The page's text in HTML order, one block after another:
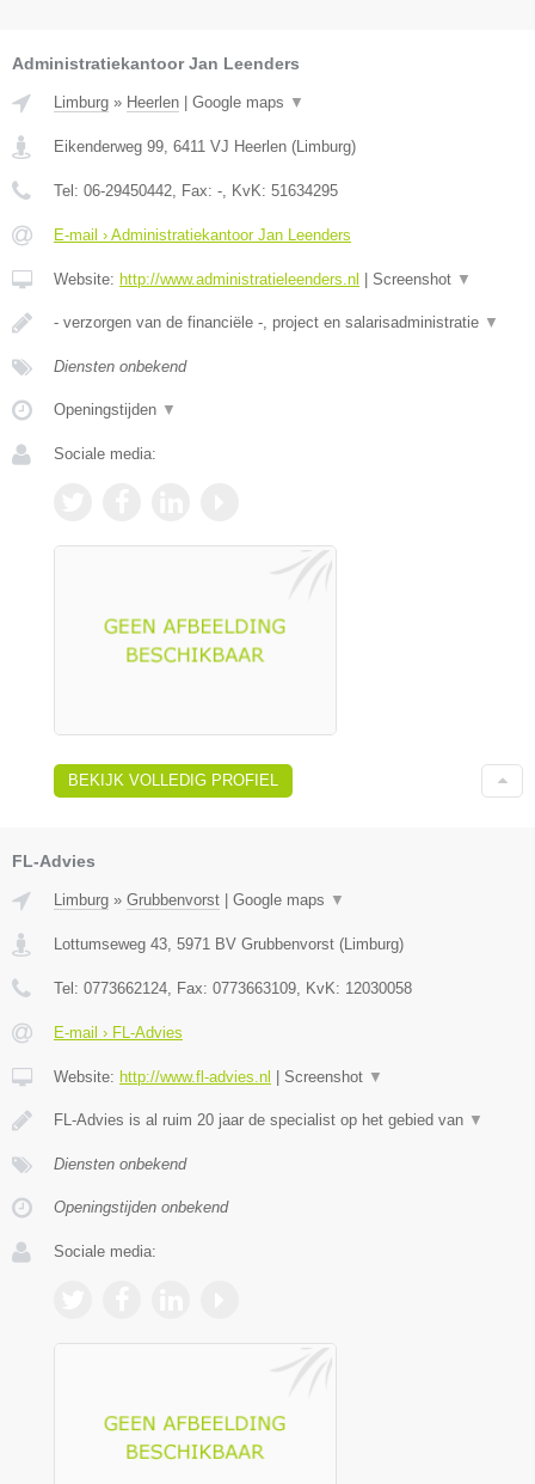
Administratiekantoor Jan Leenders
Limburg » Heerlen Google maps ▼
Eikenderweg 99, 6411 VJ Heerlen (Limburg)
Tel: 06-29450442, Fax: -, KvK: 51634295
E-mail › Administratiekantoor Jan Leenders
Website: http://www.administratieleenders.nl Screenshot ▼
- verzorgen van de financiële -, project en salarisadministratie ▼
Diensten onbekend
Openingstijden ▼
Sociale media:
BEKIJK VOLLEDIG PROFIEL
FL-Advies
Limburg » Grubbenvorst | Google maps ▼
Lottumseweg 43 5971 BV Grubbenvorst (Limburg)
Tel: 0773662124 , Fax: 0773663109 , KvK: 12030058
E-mail › FL-Advies
Website: http://www.fl-advies.nl | Screenshot ▼
FL-Advies is al ruim 20 jaar de specialist op het gebied van ▼
Diensten onbekend
Openingstijden onbekend
Sociale media: